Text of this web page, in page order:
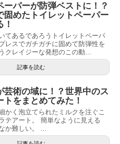
ーパーが防弾ベストに！？
固めたトイレットペーパー
てあるであろうトイレットペーパ
レスでガチガチに固めて防弾性を
クレイジーな発想のこの動...
記事を読む
芸術の域に！？世界中のス
トをまとめてみた！
かく泡立てられたミルクを注ぐこ
テアート。 簡単なように見える
か難しい。 ...